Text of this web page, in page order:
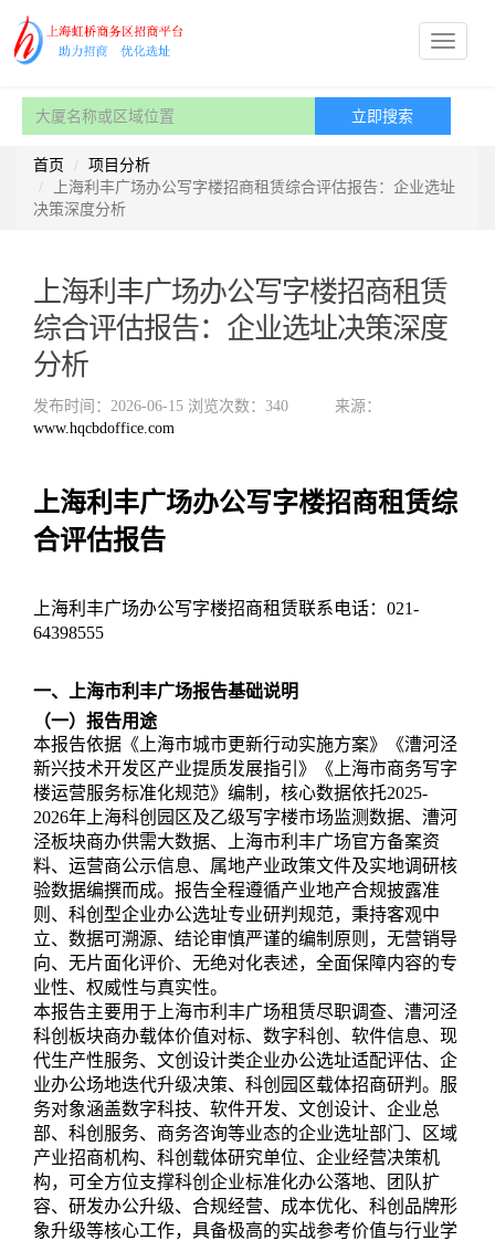
首页
项目分析
上海利丰广场办公写字楼招商租赁综合评估报告：企业选址
决策深度分析
上海利丰广场办公写字楼招商租赁
综合评估报告：企业选址决策深度
分析
发布时间：2026-06-15 浏览次数：340
来源：
www.hqcbdoffice.com
上海利丰广场办公写字楼招商租赁综
合评估报告
上海利丰广场办公写字楼招商租赁联系电话：021-
64398555
一、上海市利丰广场报告基础说明
（一）报告用途
本报告依据《上海市城市更新行动实施方案》《漕河泾
新兴技术开发区产业提质发展指引》《上海市商务写字
楼运营服务标准化规范》编制，核心数据依托2025-
2026年上海科创园区及乙级写字楼市场监测数据、漕河
泾板块商办供需大数据、上海市利丰广场官方备案资
料、运营商公示信息、属地产业政策文件及实地调研核
验数据编撰而成。报告全程遵循产业地产合规披露准
则、科创型企业办公选址专业研判规范，秉持客观中
立、数据可溯源、结论审慎严谨的编制原则，无营销导
向、无片面化评价、无绝对化表述，全面保障内容的专
业性、权威性与真实性。
本报告主要用于上海市利丰广场租赁尽职调查、漕河泾
科创板块商办载体价值对标、数字科创、软件信息、现
代生产性服务、文创设计类企业办公选址适配评估、企
业办公场地迭代升级决策、科创园区载体招商研判。服
务对象涵盖数字科技、软件开发、文创设计、企业总
部、科创服务、商务咨询等业态的企业选址部门、区域
产业招商机构、科创载体研究单位、企业经营决策机
构，可全方位支撑科创企业标准化办公落地、团队扩
容、研发办公升级、合规经营、成本优化、科创品牌形
象升级等核心工作，具备极高的实战参考价值与行业学